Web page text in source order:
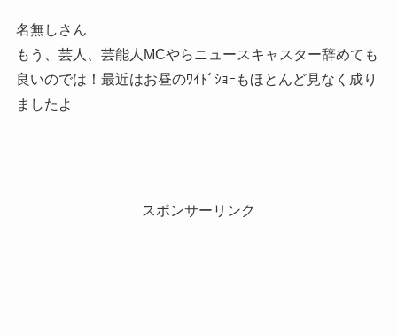
名無しさん
もう、芸人、芸能人MCやらニュースキャスター辞めても
良いのでは！最近はお昼のﾜｲﾄﾞｼｮｰもほとんど見なく成り
ましたよ
スポンサーリンク